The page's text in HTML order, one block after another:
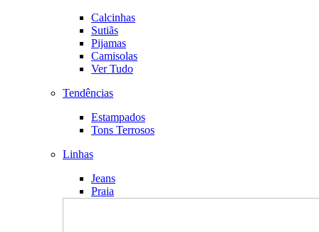
Calcinhas
Sutiãs
Pijamas
Camisolas
Ver Tudo
Tendências
Estampados
Tons Terrosos
Linhas
Jeans
Praia